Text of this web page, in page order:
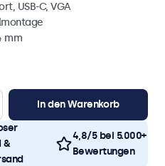
USB-C, VGA
mm
In den Warenkorb
&
4,8/5 bei 5.000+
Bewertungen